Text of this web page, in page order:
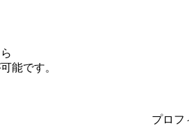
能です。
プロフ